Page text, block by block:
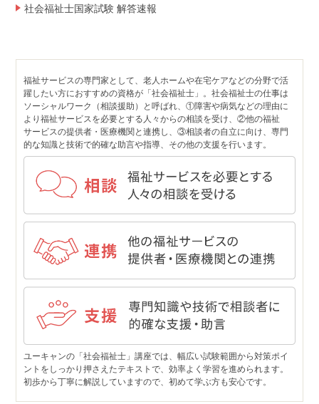
社会福祉士国家試験 解答速報
福祉サービスの専門家として、老人ホームや在宅ケアなどの分野で活
躍したい方におすすめの資格が「社会福祉士」。社会福祉士の仕事は
ソーシャルワーク（相談援助）と呼ばれ、①障害や病気などの理由に
より福祉サービスを必要とする人々からの相談を受け、②他の福祉
サービスの提供者・医療機関と連携し、③相談者の自立に向け、専門
的な知識と技術で的確な助言や指導、その他の支援を行います。
ユーキャンの「社会福祉士」講座では、幅広い試験範囲から対策ポイ
ントをしっかり押さえたテキストで、効率よく学習を進められます。
初歩から丁寧に解説していますので、初めて学ぶ方も安心です。